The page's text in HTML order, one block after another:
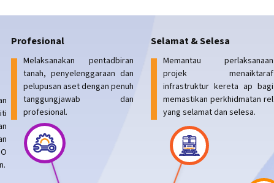
Profesional
Melaksanakan pentadbiran
tanah, penyelenggaraan dan
pelupusan aset dengan penuh
tanggungjawab dan
profesional.
Selamat & Selesa
Memantau perlaksanaan
projek menaiktaraf
infrastruktur kereta ap bagi
memastikan perkhidmatan rel
yang selamat dan selesa.